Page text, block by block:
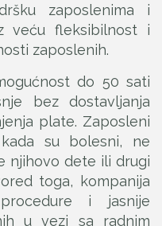
zaposlenima i
veću fleksibilnost i
zaposlenih.
do 50 sati
bez dostavljanja
plate. Zaposleni
su bolesni, ne
njihovo dete ili drugi
toga, kompanija
i jasnije
u vezi sa radnim